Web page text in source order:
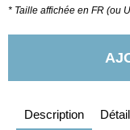
* Taille affichée en FR (ou
Description